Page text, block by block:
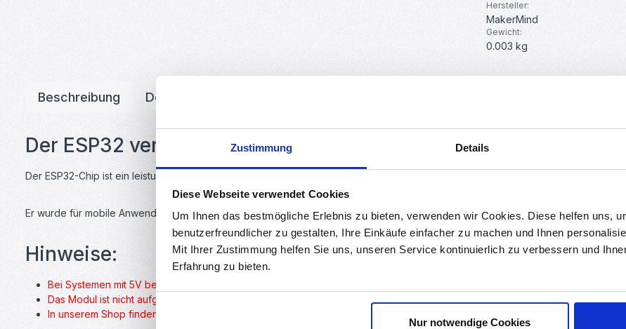
Zustimmung Details
Diese Webseite verwendet Cookies
Um Ihnen das bestmögliche Erlebnis zu bieten, verwenden wir Cookies. Diese helfen uns,
benutzerfreundlicher zu gestalten, Ihre Einkäufe einfacher zu machen und Ihnen
Mit Ihrer Zustimmung helfen Sie uns, unseren Service kontinuierlich zu verbessern und
Erfahrung zu bieten.
Nur notwendige Cookies
Hersteller:
MakerMind
Gewicht:
0.003 kg
Beschreibung Downloads
Der ESP32 vereint Bluetooth und WiFi auf einem einzigen Chip!
Der ESP32-Chip ist ein leistungsfähiger Microcontroller basierend auf dem Dual Core Tensilica LX6 CPU mit 240Mhz, 4MB
Er wurde für mobile Anwendungen entwickelt und lässt sich perfekt in tragbare Elektronik und IoT-Anwendungen integrieren.
Hinweise:
Bei Systemen mit 5V benötigen Sie einen Pegelwandler!
Das Modul ist nicht aufgelötet! Für einfaches Anschließen empfehlen wir eine Adapterplatine!
In unserem Shop finden Sie auch anschlussfertige ESP32-Entwicklungsboards -> Plug & Play!